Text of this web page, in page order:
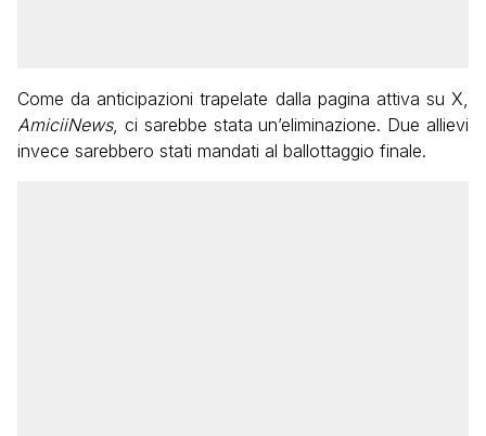
Come da anticipazioni trapelate dalla pagina attiva su X,
AmiciiNews, ci sarebbe stata un’eliminazione. Due allievi
invece sarebbero stati mandati al ballottaggio finale.